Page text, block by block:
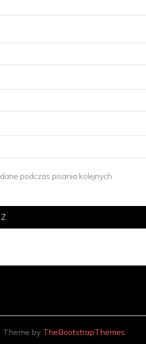
podczas pisania kolejnych
Theme by TheBootstrapThemes